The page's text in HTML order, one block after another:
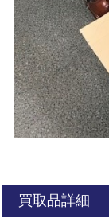
買取品詳細